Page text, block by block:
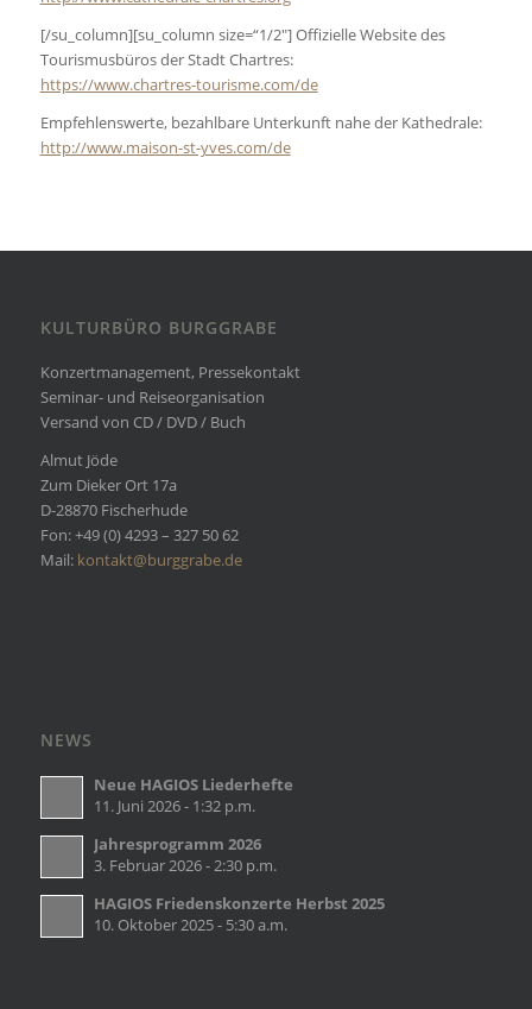
[/su_column][su_column size=“1/2″] Offizielle Website des
Tourismusbüros der Stadt Chartres:
https://www.chartres-tourisme.com/de
Empfehlenswerte, bezahlbare Unterkunft nahe der Kathedrale:
http://www.maison-st-yves.com/de
KULTURBÜRO BURGGRABE
Konzertmanagement, Pressekontakt
Seminar- und Reiseorganisation
Versand von CD / DVD / Buch
Almut Jöde
Zum Dieker Ort 17a
D-28870 Fischerhude
Fon: +49 (0) 4293 – 327 50 62
Mail: kontakt@burggrabe.de
NEWS
Neue HAGIOS Liederhefte
11. Juni 2026 - 1:32 p.m.
Jahresprogramm 2026
3. Februar 2026 - 2:30 p.m.
HAGIOS Friedenskonzerte Herbst 2025
10. Oktober 2025 - 5:30 a.m.